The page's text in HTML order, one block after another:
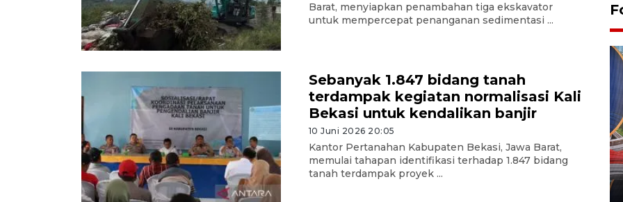
Barat, menyiapkan penambahan tiga ekskavator
untuk mempercepat penanganan sedimentasi ...
Sebanyak 1.847 bidang tanah
terdampak kegiatan normalisasi Kali
Bekasi untuk kendalikan banjir
10 Juni 2026 20:05
Kantor Pertanahan Kabupaten Bekasi, Jawa Barat,
memulai tahapan identifikasi terhadap 1.847 bidang
tanah terdampak proyek ...
Komisi V DPR tinjau
perlintasan sebidang di
Stasiun Bogor